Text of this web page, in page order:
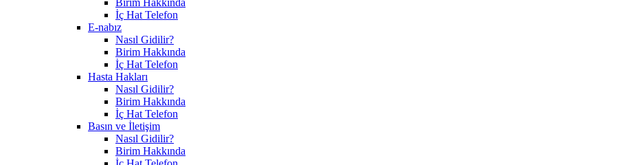
İç Hat Telefon
E-nabız
Nasıl Gidilir?
Birim Hakkında
İç Hat Telefon
Hasta Hakları
Nasıl Gidilir?
Birim Hakkında
İç Hat Telefon
Basın ve İletişim
Nasıl Gidilir?
Birim Hakkında